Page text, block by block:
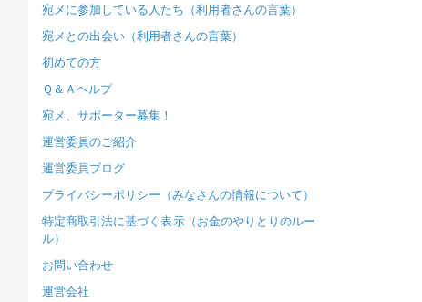
宛メに参加している人たち（利用者さんの言葉）
宛メとの出会い（利用者さんの言葉）
初めての方
Ｑ＆Ａヘルプ
宛メ、サポーター募集！
運営委員のご紹介
運営委員ブログ
プライバシーポリシー（みなさんの情報について）
特定商取引法に基づく表示（お金のやりとりのルー
ル）
お問い合わせ
運営会社